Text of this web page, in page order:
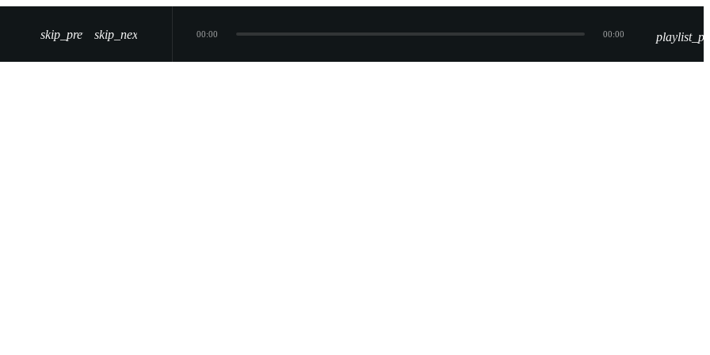
skip_previousskip_next 00:00 00:00